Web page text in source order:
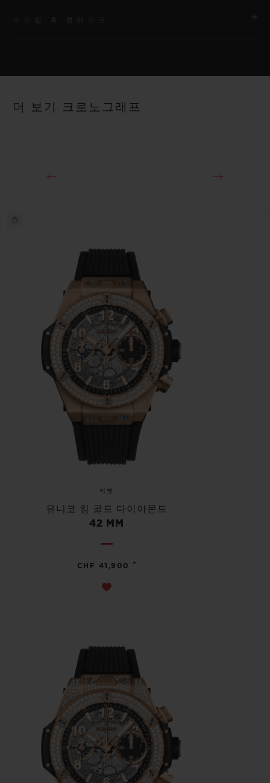
스트랩
더 보기 크로노그래프
빅뱅
유니코 킹 골드 다이아몬드
42 MM
CHF 41,900 •